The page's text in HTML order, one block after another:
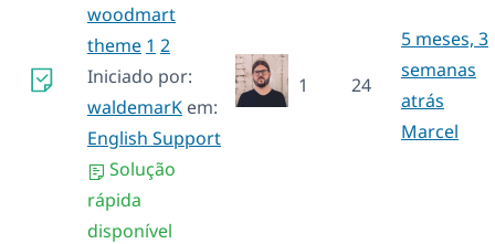
woodmart
theme 1 2
Iniciado por:
waldemarK em:
English Support
Solução
rápida
disponível
1 24
5 meses, 3
semanas
atrás
Marcel